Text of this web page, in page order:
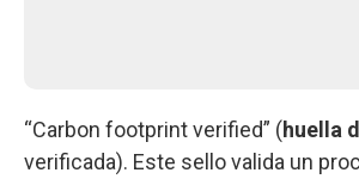
“Carbon footprint verified” (huella
verificada). Este sello valida un